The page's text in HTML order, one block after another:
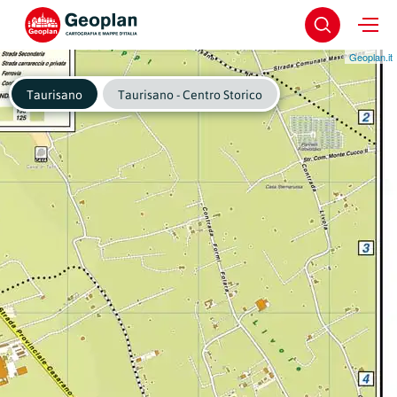
Geoplan.it
Taurisano Taurisano - Centro Storico